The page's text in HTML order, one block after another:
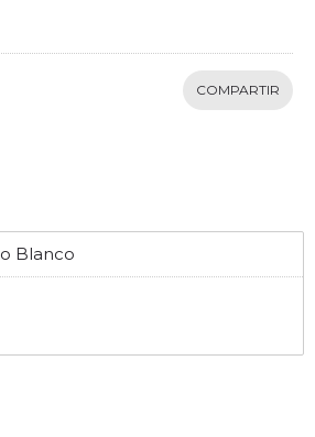
COMPARTIR
Blanco